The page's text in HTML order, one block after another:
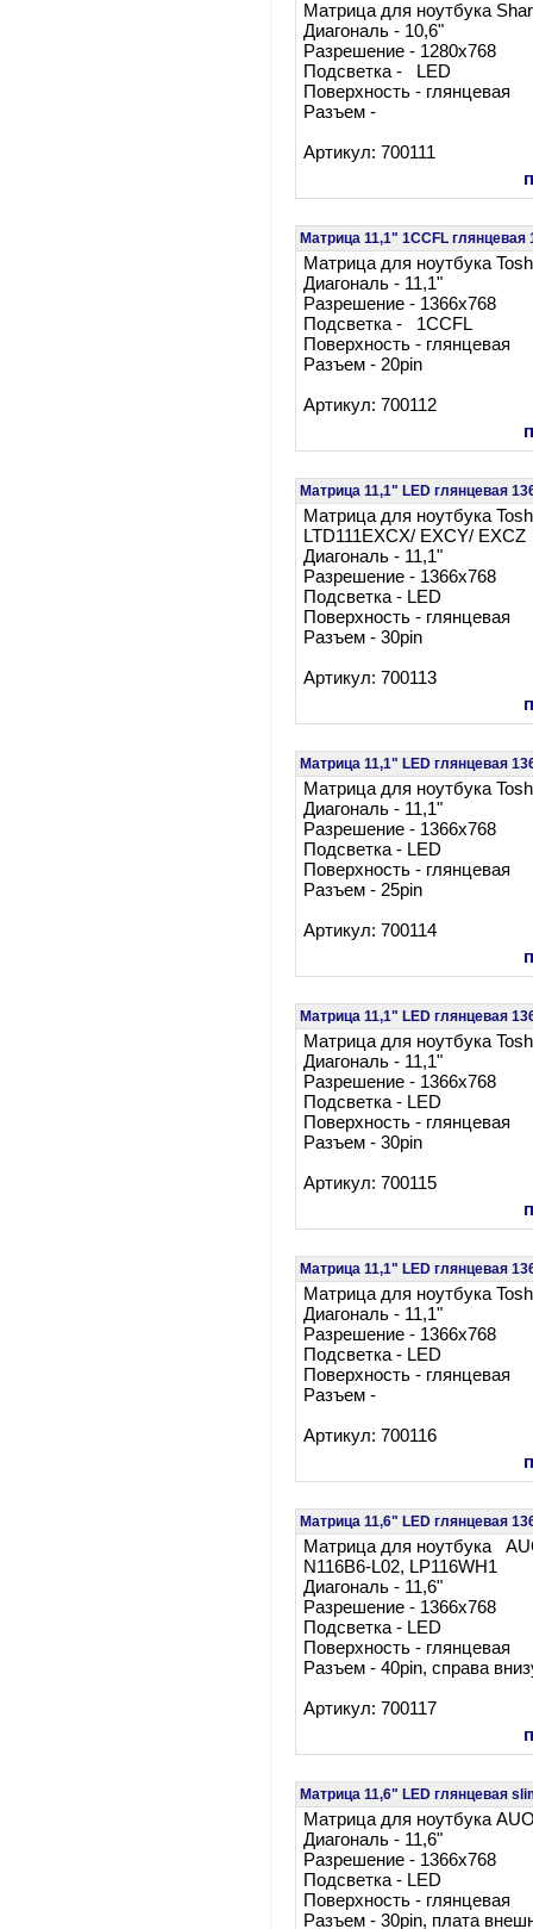
Матрица для ноутбука
Диагональ - 10,6"
Разрешение - 1280x768
Подсветка - LED
Поверхность - глянцевая
Разъем -
Артикул: 700111
Матрица 11,1" 1CCFL глянцевая
Матрица для ноутбука
Диагональ - 11,1"
Разрешение - 1366x768
Подсветка - 1CCFL
Поверхность - глянцевая
Разъем - 20pin
Артикул: 700112
Матрица 11,1" LED глянцевая
Матрица для ноутбука
LTD111EXCX/ EXCY/ EXCZ
Диагональ - 11,1"
Разрешение - 1366x768
Подсветка - LED
Поверхность - глянцевая
Разъем - 30pin
Артикул: 700113
Матрица 11,1" LED глянцевая
Матрица для ноутбука
Диагональ - 11,1"
Разрешение - 1366x768
Подсветка - LED
Поверхность - глянцевая
Разъем - 25pin
Артикул: 700114
Матрица 11,1" LED глянцевая
Матрица для ноутбука
Диагональ - 11,1"
Разрешение - 1366x768
Подсветка - LED
Поверхность - глянцевая
Разъем - 30pin
Артикул: 700115
Матрица 11,1" LED глянцевая
Матрица для ноутбука
Диагональ - 11,1"
Разрешение - 1366x768
Подсветка - LED
Поверхность - глянцевая
Разъем -
Артикул: 700116
Матрица 11,6" LED глянцевая
Матрица для ноутбука
N116B6-L02, LP116WH1
Диагональ - 11,6"
Разрешение - 1366x768
Подсветка - LED
Поверхность - глянцевая
Разъем - 40pin, справа
Артикул: 700117
Матрица 11,6" LED глянцевая
Матрица для ноутбука
Диагональ - 11,6"
Разрешение - 1366x768
Подсветка - LED
Поверхность - глянцевая
Разъем - 30pin, плата